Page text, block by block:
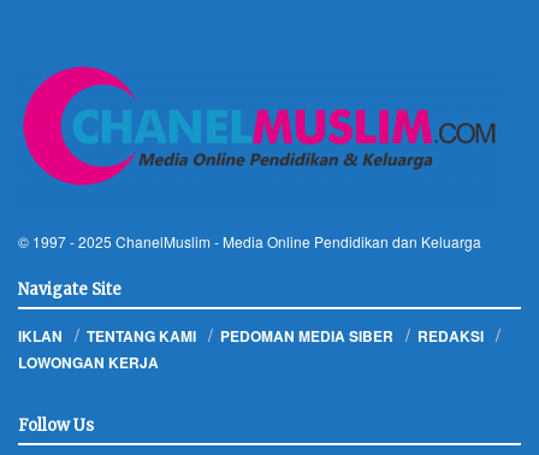
© 1997 - 2025 ChanelMuslim - Media Online Pendidikan dan Keluarga
Navigate Site
IKLAN TENTANG KAMI PEDOMAN MEDIA SIBER
REDAKSI
LOWONGAN KERJA
Follow Us